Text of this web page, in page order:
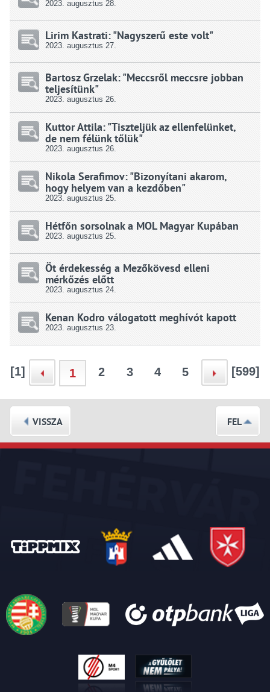
2023. augusztus 28.
Lirim Kastrati: "Nagyszerű este volt"
2023. augusztus 27.
Bartosz Grzelak: "Meccsről meccsre jobban
teljesítünk"
2023. augusztus 26.
Kuttor Attila: "Tiszteljük az ellenfelünket,
de nem félünk tőlük"
2023. augusztus 26.
Nikola Serafimov: "Bizonyítani akarom,
hogy helyem van a kezdőben"
2023. augusztus 25.
Hétfőn sorsolnak a MOL Magyar Kupában
2023. augusztus 25.
Öt érdekesség a Mezőkövesd elleni
mérkőzés előtt
2023. augusztus 24.
Kenan Kodro válogatott meghívót kapott
2023. augusztus 23.
[1] 1 2 3 4 5 [599]
VISSZA FEL